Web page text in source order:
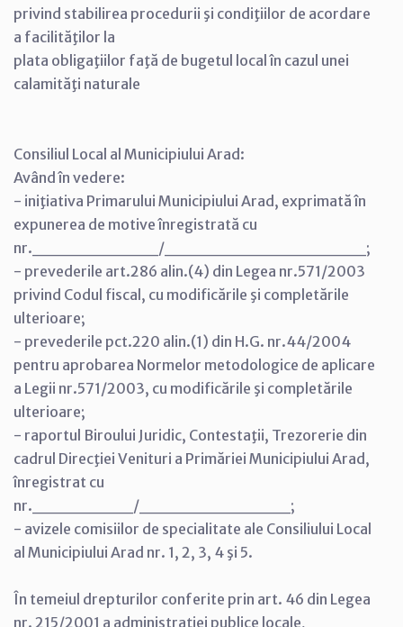
privind stabilirea procedurii şi condiţiilor de acordare
a facilităţilor la
plata obligaţiilor faţă de bugetul local în cazul unei
calamităţi naturale
Consiliul Local al Municipiului Arad:
Având în vedere:
- iniţiativa Primarului Municipiului Arad, exprimată în
expunerea de motive înregistrată cu
nr.__________/________________;
- prevederile art.286 alin.(4) din Legea nr.571/2003
privind Codul fiscal, cu modificările şi completările
ulterioare;
- prevederile pct.220 alin.(1) din H.G. nr.44/2004
pentru aprobarea Normelor metodologice de aplicare
a Legii nr.571/2003, cu modificările şi completările
ulterioare;
- raportul Biroului Juridic, Contestaţii, Trezorerie din
cadrul Direcţiei Venituri a Primăriei Municipiului Arad,
înregistrat cu
nr.________/____________;
- avizele comisiilor de specialitate ale Consiliului Local
al Municipiului Arad nr. 1, 2, 3, 4 şi 5.
În temeiul drepturilor conferite prin art. 46 din Legea
nr. 215/2001 a administraţiei publice locale,